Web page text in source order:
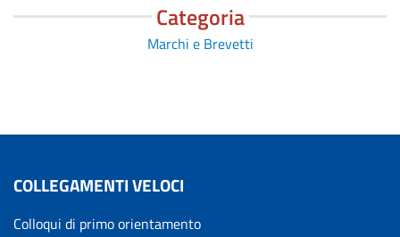
Categoria
Marchi e Brevetti
COLLEGAMENTI VELOCI
Colloqui di primo orientamento